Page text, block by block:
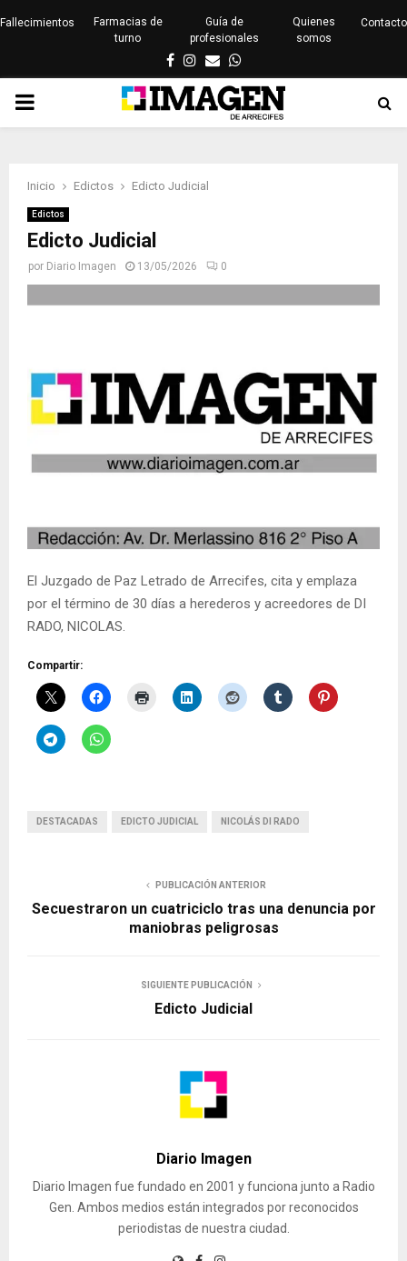
Fallecimientos
Farmacias de
turno
Guía de
profesionales
Quienes
somos
Contacto
Facebook
Instagram
EmailWhatsapp
PRIMARY
Inicio Edictos Edicto Judicial
Edictos
Edicto Judicial
por Diario Imagen 13/05/2026 0
El Juzgado de Paz Letrado de Arrecifes, cita y emplaza
por el término de 30 días a herederos y acreedores de DI
RADO, NICOLAS.
Compartir:
DESTACADAS EDICTO JUDICIAL NICOLÁS DI RADO
PUBLICACIÓN ANTERIOR
Secuestraron un cuatriciclo tras una denuncia por
maniobras peligrosas
SIGUIENTE PUBLICACIÓN
Edicto Judicial
Diario Imagen
Diario Imagen fue fundado en 2001 y funciona junto a Radio
Gen. Ambos medios están integrados por reconocidos
periodistas de nuestra ciudad.